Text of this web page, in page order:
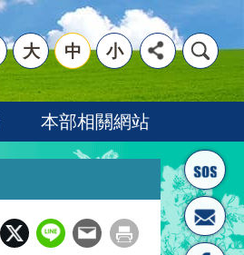
大 中 小
本部相關網站